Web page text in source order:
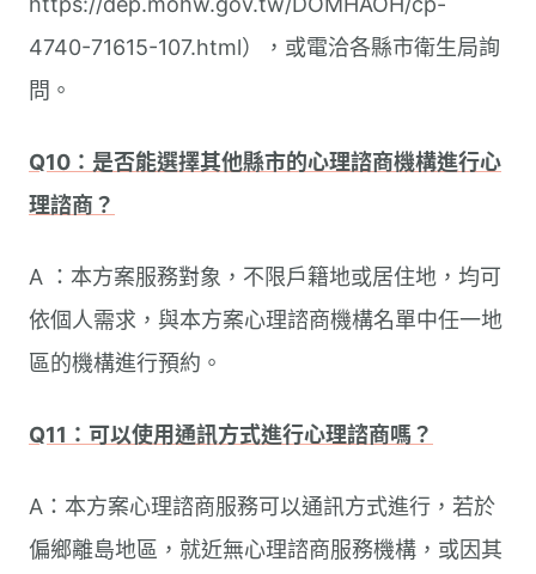
4740-71615-107.html），或電洽各縣市衛生局詢
問。
Q10：是否能選擇其他縣市的心理諮商機構進行心
理諮商？
A ：本方案服務對象，不限戶籍地或居住地，均可
依個人需求，與本方案心理諮商機構名單中任一地
區的機構進行預約。
Q11：可以使用通訊方式進行心理諮商嗎？
A：本方案心理諮商服務可以通訊方式進行，若於
偏鄉離島地區，就近無心理諮商服務機構，或因其